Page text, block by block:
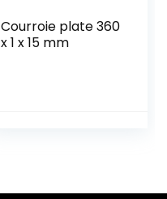
Courroie plate 360
x 1 x 15 mm